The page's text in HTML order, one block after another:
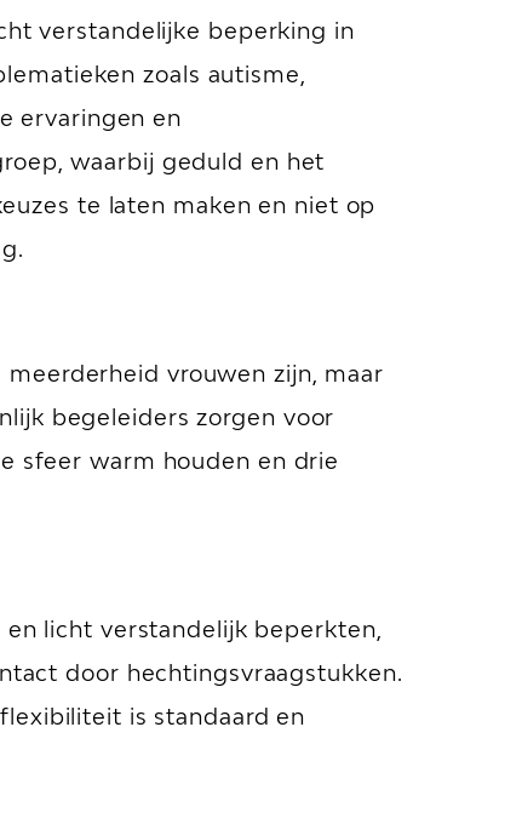
verstandelijke beperking in
zoals autisme,
ervaringen en
waarbij geduld en het
te laten maken en niet op
vrouwen zijn, maar
begeleiders zorgen voor
sfeer warm houden en drie
licht verstandelijk beperkten,
door hechtingsvraagstukken.
is standaard en